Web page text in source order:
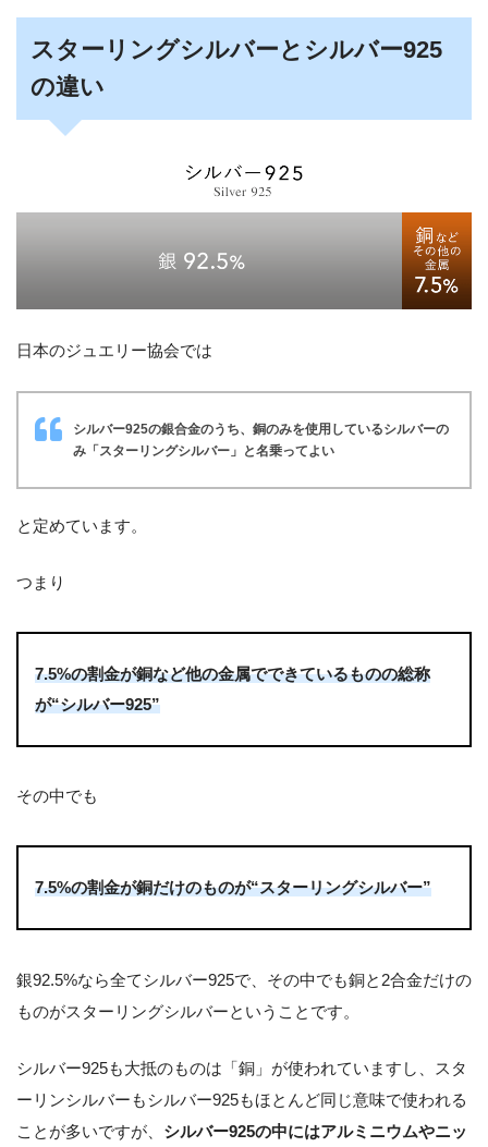
スターリングシルバーとシルバー925
の違い
日本のジュエリー協会では
シルバー925の銀合金のうち、銅のみを使用しているシルバーの
み「スターリングシルバー」と名乗ってよい
と定めています。
つまり
7.5%の割金が銅など他の金属でできているものの総称
が“シルバー925”
その中でも
7.5%の割金が銅だけのものが“スターリングシルバー”
銀92.5%なら全てシルバー925で、その中でも銅と2合金だけの
ものがスターリングシルバーということです。
シルバー925も大抵のものは「銅」が使われていますし、スタ
ーリンシルバーもシルバー925もほとんど同じ意味で使われる
ことが多いですが、 シルバー925の中にはアルミニウムやニッ